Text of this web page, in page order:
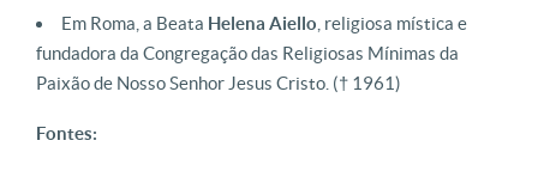
Em Roma, a Beata Helena Aiello , religiosa mística e
fundadora da Congregação das Religiosas Mínimas da
Paixão de Nosso Senhor Jesus Cristo. († 1961)
Fontes: